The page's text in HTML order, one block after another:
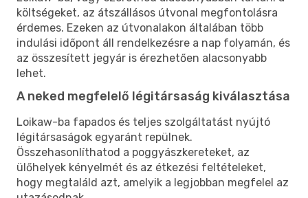
költségeket, az átszállásos útvonal megfontolásra
érdemes. Ezeken az útvonalakon általában több
indulási időpont áll rendelkezésre a nap folyamán, és
az összesített jegyár is érezhetően alacsonyabb
lehet.
A neked megfelelő légitársaság kiválasztása
Loikaw-ba fapados és teljes szolgáltatást nyújtó
légitársaságok egyaránt repülnek.
Összehasonlíthatod a poggyászkereteket, az
ülőhelyek kényelmét és az étkezési feltételeket,
hogy megtaláld azt, amelyik a legjobban megfelel az